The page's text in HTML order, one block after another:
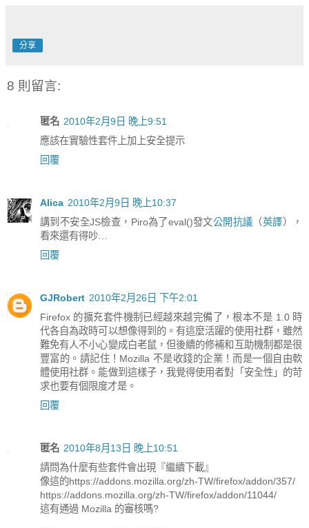
分享
8 則留言:
匿名 2010年2月9日 晚上9:51
應該在實驗性套件上加上安全提示
回覆
Alica 2010年2月9日 晚上10:37
講到不安全JS檢查，Piro為了eval()發文公開抗議 （英譯），
看來還有得吵…
回覆
GJRobert 2010年2月26日 下午2:01
Firefox 的擴充套件機制已經越來越完備了，根本不是 1.0 時
代各自為政時可以想像得到的。有這麼活躍的使用社群，雖然
難免有人不小心變成白老鼠，但後續的修補和互助機制都是很
豐富的。請記住！Mozilla 不是收錢的企業！而是一個自由軟
體使用社群。能做到這樣子，我覺得使用者對「安全性」的苛
求也要有個限度才是。
回覆
匿名 2010年8月13日 晚上10:51
請問為什麼有些套件會出現『繼續下載』
像這的https://addons.mozilla.org/zh-TW/firefox/addon/357/
https://addons.mozilla.org/zh-TW/firefox/addon/11044/
這有通過 Mozilla 的審核嗎?